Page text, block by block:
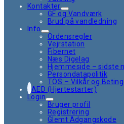
Kontakter
GF og Vandværk
Brud på vandledning
Info
Ordensregler
Vejrstation
Fibernet
Næs Digelag
Hjemmeside – sidste
Persondatapolitik
TOS – Vilkår og
AED (Hjertestarter)
Login
Bruger profil
Registrering
Glemt Adgangskode